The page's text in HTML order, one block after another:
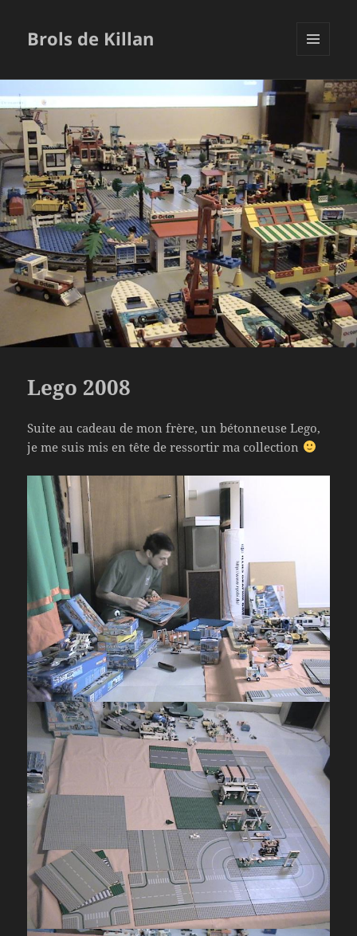
Brols de Killan
WIDGETS
Lego 2008
Suite au cadeau de mon frère, un bétonneuse Lego,
je me suis mis en tête de ressortir ma collection